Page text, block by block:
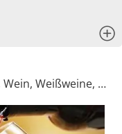
Weißweine, …